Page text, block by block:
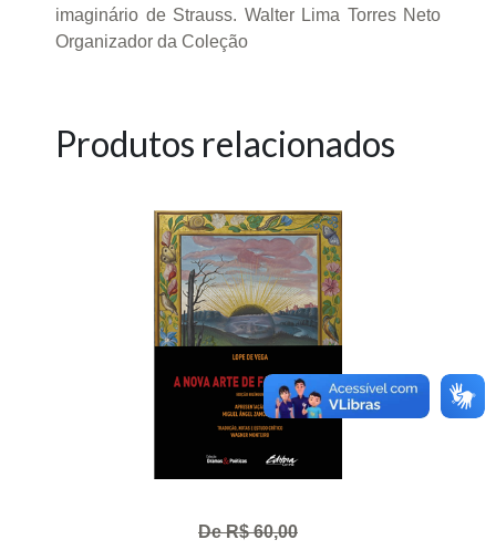
imaginário de Strauss. Walter Lima Torres Neto
Organizador da Coleção
Produtos relacionados
De R$ 60,00